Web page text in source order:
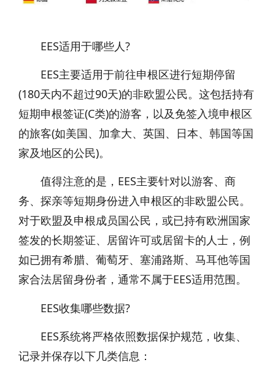
EES适用于哪些人?
EES主要适用于前往申根区进行短期停留
(180天内不超过90天)的非欧盟公民。这包括持有
短期申根签证(C类)的游客，以及免签入境申根区
的旅客(如美国、加拿大、英国、日本、韩国等国
家及地区的公民)。
值得注意的是，EES主要针对以游客、商
务、探亲等短期身份进入申根区的非欧盟公民。
对于欧盟及申根成员国公民，或已持有欧洲国家
签发的长期签证、居留许可或居留卡的人士，例
如已拥有希腊、葡萄牙、塞浦路斯、马耳他等国
家合法居留身份者，通常不属于EES适用范围。
EES收集哪些数据?
EES系统将严格依照数据保护规范，收集、
记录并保存以下几类信息：